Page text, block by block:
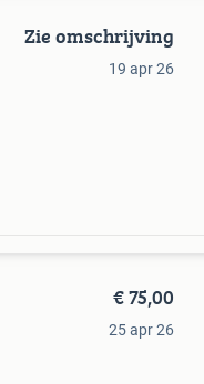
Zie omschrijving
19 apr 26
€ 75,00
25 apr 26